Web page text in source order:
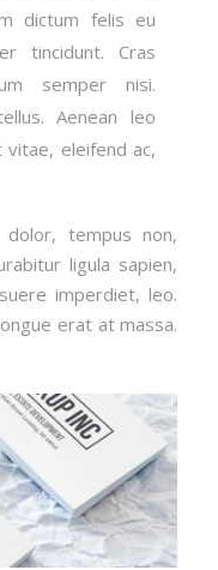
dictum felis eu
tincidunt. Cras
semper nisi.
Aenean leo
eleifend ac,
dolor, tempus non,
ligula sapien,
imperdiet, leo.
erat at massa.